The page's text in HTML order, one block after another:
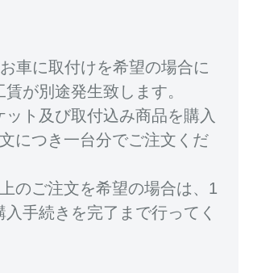
車に取付けを希望の場合に
が別途発生致します。
ット及び取付込み商品を購入
につき一台分でご注文くだ
のご注文を希望の場合は、1
入手続きを完了まで行ってく